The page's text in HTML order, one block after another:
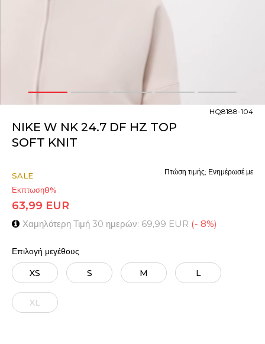
1 2 4 5
NIKE W NK 24.7 DF HZ TOP
SOFT KNIT
HQ8188-104
SALE
Εκπτωση8%
63,99 EUR
Χαμηλότερη Τιμή 30 ημερών: 69,99 EUR (- 8%)
Πτώση τιμής; Ενημέρωσέ με
Επιλογή μεγέθους
XS S M L
XL